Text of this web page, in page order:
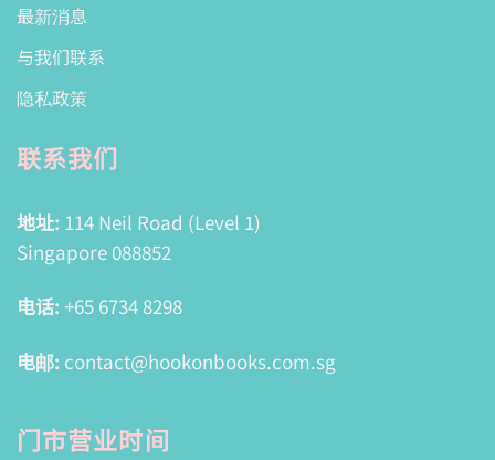
最新消息
与我们联系
隐私政策
联系我们
地址: 114 Neil Road (Level 1)
Singapore 088852
电话: +65 6734 8298
电邮: contact@hookonbooks.com.sg
门市营业时间